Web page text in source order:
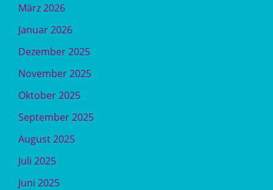
März 2026
Januar 2026
Dezember 2025
November 2025
Oktober 2025
September 2025
August 2025
Juli 2025
Juni 2025